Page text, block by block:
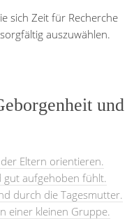
sich Zeit für Recherche
auszuwählen.
und
Eltern orientieren.
gut aufgehoben fühlt.
durch die Tagesmutter.
einer kleinen Gruppe.